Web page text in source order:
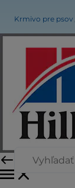
Krmivo pre psov
Krmivo pre psy r/d